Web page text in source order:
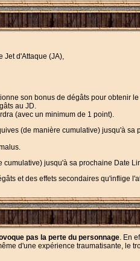
Jet d'Attaque (JA),
son bonus de dégâts pour obtenir
au JD.
(avec un minimum de 1 point).
(de manière cumulative) jusqu'à sa
jusqu'à sa prochaine Date
et des effets secondaires qu'inflige
pas la perte du personnage. En
d'une expérience traumatisante, le